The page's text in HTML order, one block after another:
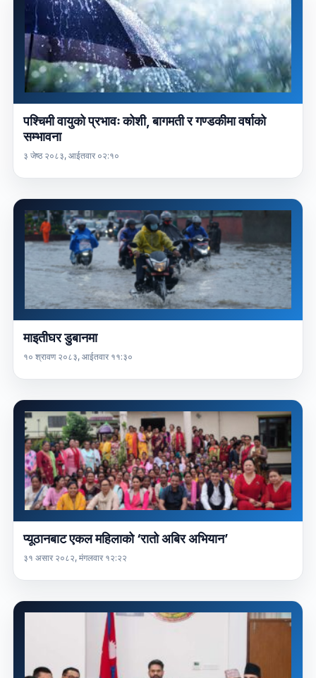
पश्चिमी वायुको प्रभावः कोशी, बागमती र गण्डकीमा वर्षाको
सम्भावना
३ जेष्ठ २०८३, आईतवार ०२:१०
माइतीघर डुबानमा
१० श्रावण २०८३, आईतवार ११:३०
प्यूठानबाट एकल महिलाको ‘रातो अबिर अभियान’
३१ असार २०८२, मंगलवार १२:२२